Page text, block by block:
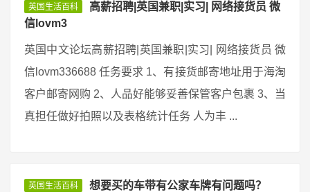
英国生活百科
高薪招聘|英国兼职|实习| 网络接货员 微
信lovm3
英国中文论坛高薪招聘|英国兼职|实习| 网络接货员 微
信lovm336688 任务要求 1、有接货邮寄地址用于海淘
客户邮寄网购 2、人品好能够妥善保管客户包裹 3、当
真担任做好拍照以及表格统计任务 人为丰 ...
英国生活百科 想要买的车带有公家车牌有问题吗？